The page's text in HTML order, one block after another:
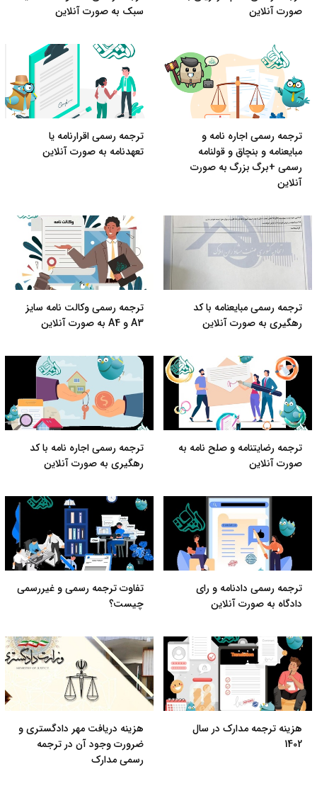
صورت آنلاین
سبک به صورت آنلاین
ترجمه رسمی اجاره نامه و
مبایعنامه و بنچاق و قولنامه
رسمی +برگ بزرگ به صورت
آنلاین
ترجمه رسمی اقرارنامه یا
تعهدنامه به صورت آنلاین
ترجمه رسمی مبایعنامه با کد
رهگیری به صورت آنلاین
ترجمه رسمی وکالت نامه سایز
A3 و A4 به صورت آنلاین
ترجمه رضایتنامه و صلح نامه به
صورت آنلاین
ترجمه رسمی اجاره نامه با کد
رهگیری به صورت آنلاین
ترجمه رسمی دادنامه و رای
دادگاه به صورت آنلاین
تفاوت ترجمه رسمی و غیررسمی
چیست؟
هزینه ترجمه مدارک در سال
1402
هزینه دریافت مهر دادگستری و
ضرورت وجود آن در ترجمه
رسمی مدارک